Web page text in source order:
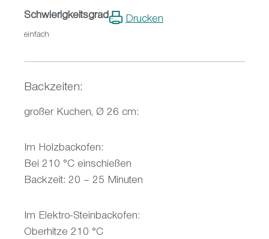
Schwierigkeitsgrad
einfach
Drucken
Backzeiten:
großer Kuchen, Ø 26 cm:
Im Holzbackofen:
Bei 210 °C einschießen
Backzeit: 20 – 25 Minuten
Im Elektro-Steinbackofen:
Oberhitze 210 °C